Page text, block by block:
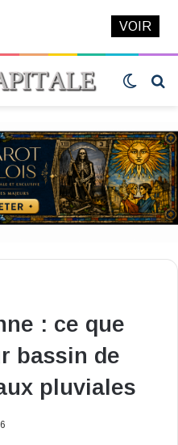
Switch
: ce que
bassin de
pluviales
VOIR